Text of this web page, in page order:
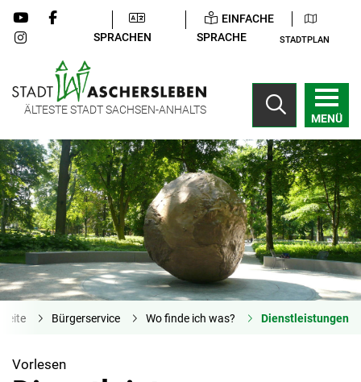
SPRACHEN
EINFACHE
SPRACHE
STADTPLAN
ÄLTESTE STADT SACHSEN-ANHALTS
MENÜ
Bürgerservice Wo finde ich was? Dienstleistungen
Vorlesen